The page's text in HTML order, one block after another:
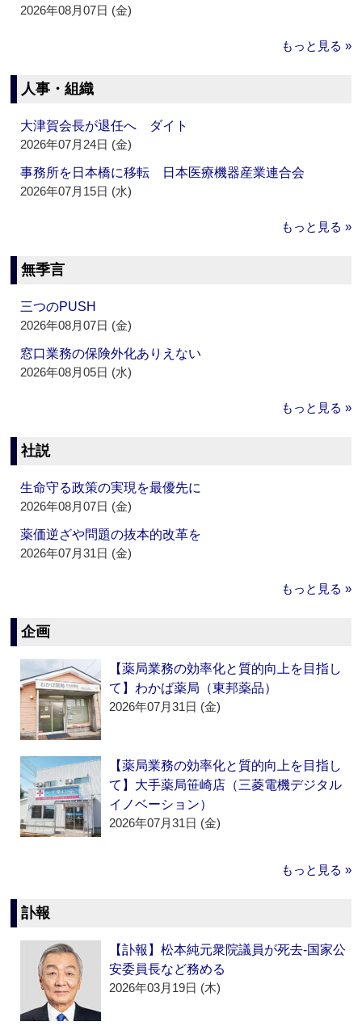
2026年08月07日 (金)
もっと見る »
人事・組織
大津賀会長が退任へ ダイト
2026年07月24日 (金)
事務所を日本橋に移転 日本医療機器産業連合会
2026年07月15日 (水)
もっと見る »
無季言
三つのPUSH
2026年08月07日 (金)
窓口業務の保険外化ありえない
2026年08月05日 (水)
もっと見る »
社説
生命守る政策の実現を最優先に
2026年08月07日 (金)
薬価逆ざや問題の抜本的改革を
2026年07月31日 (金)
もっと見る »
企画
【薬局業務の効率化と質的向上を目指し
て】わかば薬局（東邦薬品）
2026年07月31日 (金)
【薬局業務の効率化と質的向上を目指し
て】大手薬局笹崎店（三菱電機デジタル
イノベーション）
2026年07月31日 (金)
もっと見る »
訃報
【訃報】松本純元衆院議員が死去‐国家公
安委員長など務める
2026年03月19日 (木)